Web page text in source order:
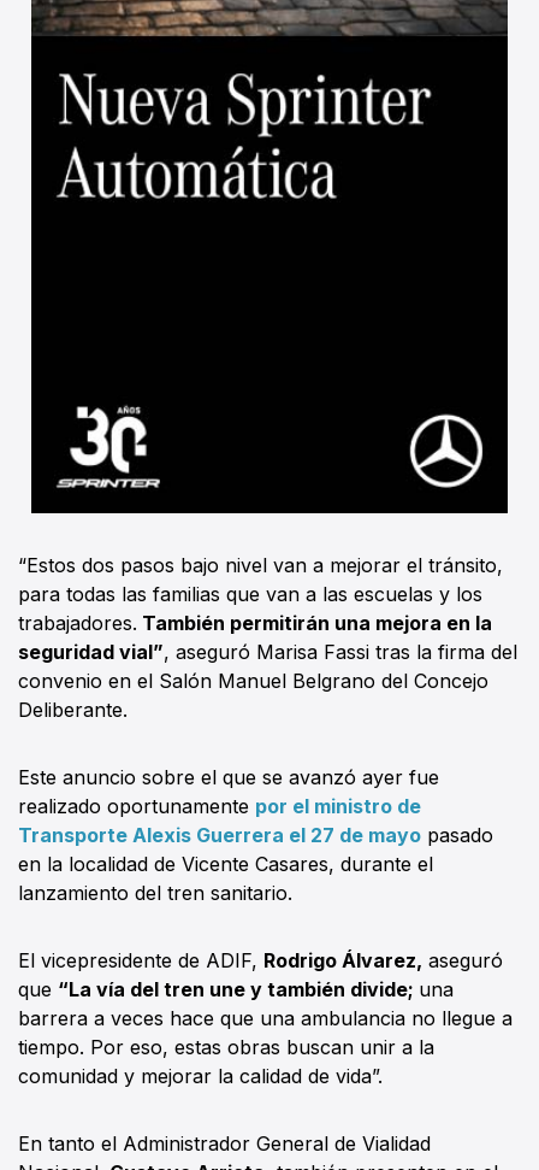
“Estos dos pasos bajo nivel van a mejorar el tránsito,
para todas las familias que van a las escuelas y los
trabajadores. También permitirán una mejora en la
seguridad vial”, aseguró Marisa Fassi tras la firma del
convenio en el Salón Manuel Belgrano del Concejo
Deliberante.
Este anuncio sobre el que se avanzó ayer fue
realizado oportunamente por el ministro de
Transporte Alexis Guerrera el 27 de mayo pasado
en la localidad de Vicente Casares, durante el
lanzamiento del tren sanitario.
El vicepresidente de ADIF, Rodrigo Álvarez, aseguró
que “La vía del tren une y también divide; una
barrera a veces hace que una ambulancia no llegue a
tiempo. Por eso, estas obras buscan unir a la
comunidad y mejorar la calidad de vida”.
En tanto el Administrador General de Vialidad